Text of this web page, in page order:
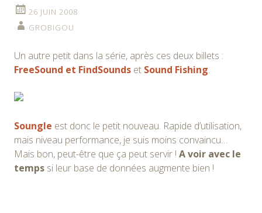
26 JUIN 2008
GROBIGOU
Un autre petit dans la série, après ces deux billets :
FreeSound et FindSounds et Sound Fishing.
Soungle est donc le petit nouveau. Rapide d’utilisation,
mais niveau performance, je suis moins convaincu…
Mais bon, peut-être que ça peut servir ! A voir avec le
temps si leur base de données augmente bien !